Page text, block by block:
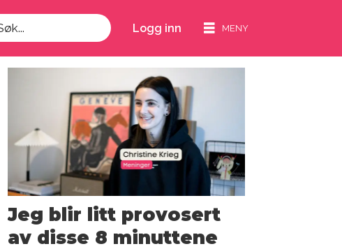
Logg inn
Jeg blir litt provosert
av disse 8 minuttene